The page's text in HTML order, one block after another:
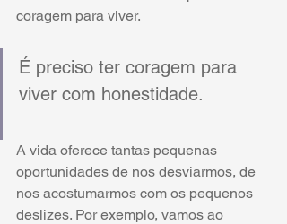
coragem para viver.
É preciso ter coragem para
viver com honestidade.
A vida oferece tantas pequenas
oportunidades de nos desviarmos, de
nos acostumarmos com os pequenos
deslizes. Por exemplo, vamos ao